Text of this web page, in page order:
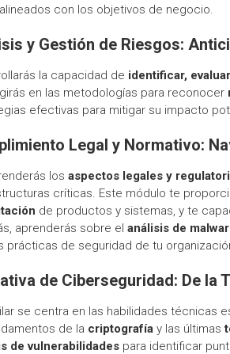
con los objetivos de negocio.
y Gestión de Riesgos:
la capacidad de identificar,
en las metodologías para reconocer
efectivas para mitigar su impacto
Legal y Normativo:
los aspectos legales y
críticas. Este módulo te
de productos y sistemas, y te
aprenderás sobre el análisis de
prácticas de seguridad de tu
de Ciberseguridad: De la
se centra en las habilidades técnicas
de la criptografía y las últimas
de vulnerabilidades para identificar